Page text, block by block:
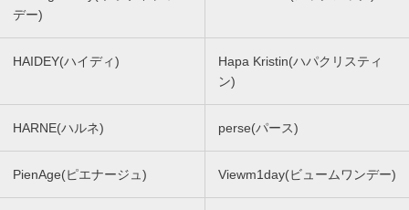
デー)
HAIDEY(ハイディ)
Hapa Kristin(ハパクリスティ
ン)
HARNE(ハルネ) perse(パース)
PienAge(ピエナージュ) Viewm1day(ビュームワンデー)